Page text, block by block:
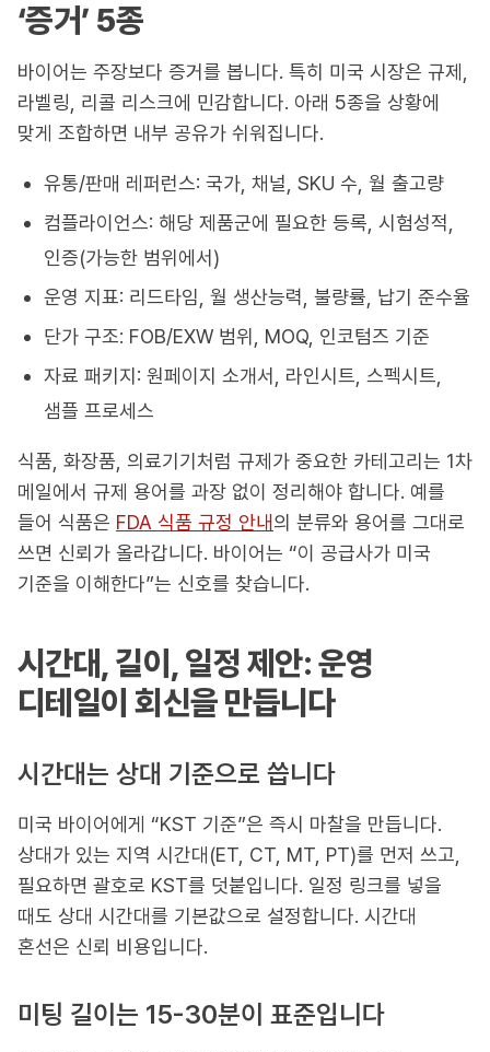
‘증거’ 5종
바이어는 주장보다 증거를 봅니다. 특히 미국 시장은 규제,
라벨링, 리콜 리스크에 민감합니다. 아래 5종을 상황에
맞게 조합하면 내부 공유가 쉬워집니다.
유통/판매 레퍼런스: 국가, 채널, SKU 수, 월 출고량
컴플라이언스: 해당 제품군에 필요한 등록, 시험성적,
인증(가능한 범위에서)
운영 지표: 리드타임, 월 생산능력, 불량률, 납기 준수율
단가 구조: FOB/EXW 범위, MOQ, 인코텀즈 기준
자료 패키지: 원페이지 소개서, 라인시트, 스펙시트,
샘플 프로세스
식품, 화장품, 의료기기처럼 규제가 중요한 카테고리는 1차
메일에서 규제 용어를 과장 없이 정리해야 합니다. 예를
들어 식품은 FDA 식품 규정 안내의 분류와 용어를 그대로
쓰면 신뢰가 올라갑니다. 바이어는 “이 공급사가 미국
기준을 이해한다”는 신호를 찾습니다.
시간대, 길이, 일정 제안: 운영
디테일이 회신을 만듭니다
시간대는 상대 기준으로 씁니다
미국 바이어에게 “KST 기준”은 즉시 마찰을 만듭니다.
상대가 있는 지역 시간대(ET, CT, MT, PT)를 먼저 쓰고,
필요하면 괄호로 KST를 덧붙입니다. 일정 링크를 넣을
때도 상대 시간대를 기본값으로 설정합니다. 시간대
혼선은 신뢰 비용입니다.
미팅 길이는 15-30분이 표준입니다